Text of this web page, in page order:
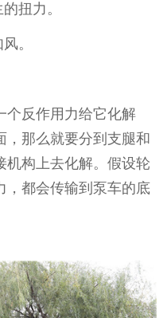
扭力。
。
个反作用力给它化解
，那么就要分到支腿和
机构上去化解。假设轮
，都会传输到泵车的底